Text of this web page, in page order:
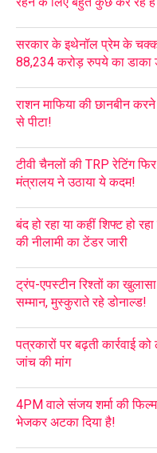
सरकार के इथेनॉल प्रेम के
88,234 करोड़ रुपये का डाका
राशन माफिया की छानबीन
से पीटा!
टीवी चैनलों की TRP रेटिंग
मंत्रालय ने उठाया ये कदम!
बंद हो रहा या कहीं शिफ्ट हो
की नीलामी का टेंडर जारी
ट्रंप-एपस्टीन रिश्तों का
सम्मान, मुस्कुराते रहे डोनाल्ड!
पत्रकारों पर बढ़ती कार्रवाई
जांच की मांग
4PM वाले संजय शर्मा की फिल्म
भेजकर अटका दिया है!